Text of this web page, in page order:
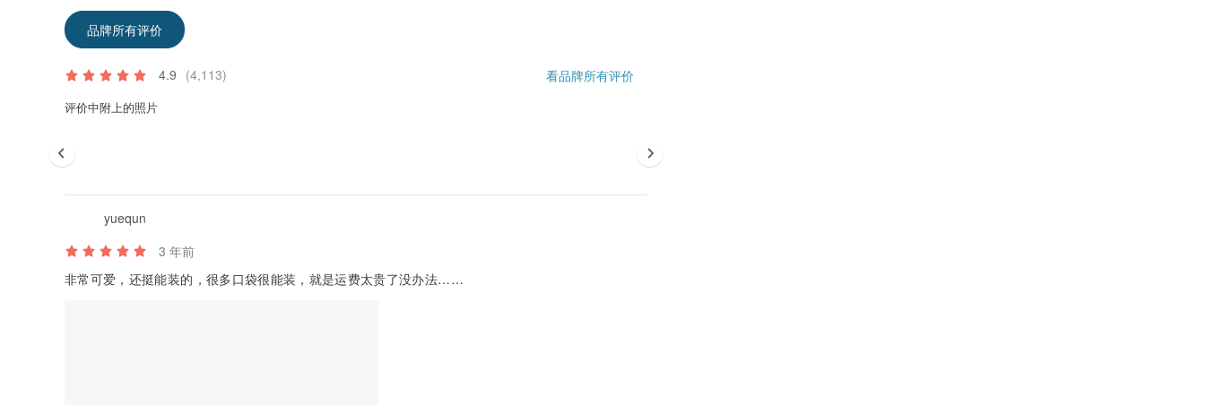
品牌所有评价
4.9 (4,113) 看品牌所有评价
评价中附上的照片
yuequn
3 年前
非常可爱，还挺能装的，很多口袋很能装，就是运费太贵了没办法……